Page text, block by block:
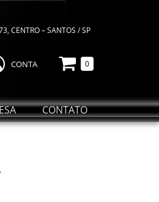
CENTRO – SANTOS / SP
CONTA 0
CONTATO